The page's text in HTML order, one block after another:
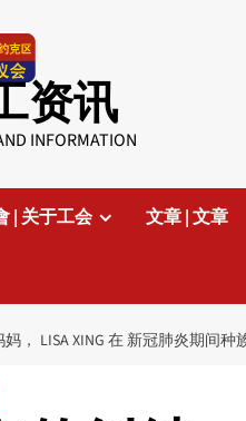
资讯
INFORMATION
| 关于工会 文章 | 文章
， LISA XING 在 新冠肺炎期间种